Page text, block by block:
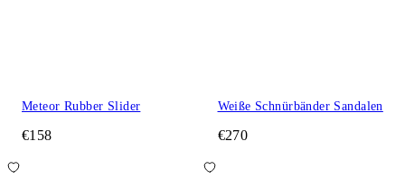
Meteor Rubber Slider
€158
Weiße Schnürbänder Sandalen
€270